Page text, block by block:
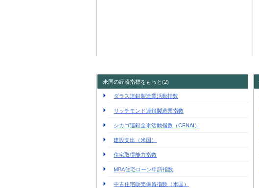
米国の経済指標をもっと(2)
ダラス連銀製造業活動指数
リッチモンド連銀製造業指数
シカゴ連銀全米活動指数（CFNAI）
建設支出（米国）
住宅取得能力指数
MBA住宅ローン申請指数
中古住宅販売保留指数（米国）